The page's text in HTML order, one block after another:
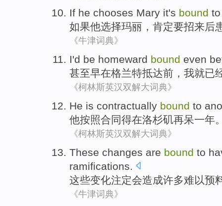
If he chooses Mary it's bound to
如果他选择玛丽 ， 肯定要招来后
《牛津词典》
I'd be homeward bound even
甚至早在格兰特抵达前， 我就已
《柯林斯英汉双解大词典》
He is contractually bound to
他按照合同得在洛杉矶再呆一年
《柯林斯英汉双解大词典》
These changes are bound to
ramifications
这些变化注定会造成许多难以预
《牛津词典》